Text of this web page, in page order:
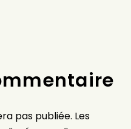
pas publiée. Les